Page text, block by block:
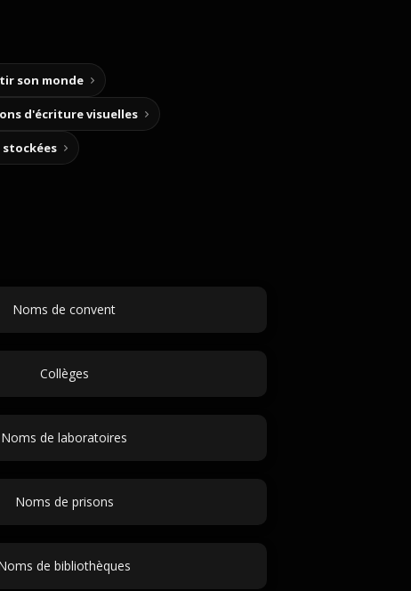
son monde
d'écriture visuelles
stockées
Noms de convent
Collèges
Noms de laboratoires
Noms de prisons
de bibliothèques